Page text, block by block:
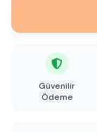
Güvenilir
Ödeme